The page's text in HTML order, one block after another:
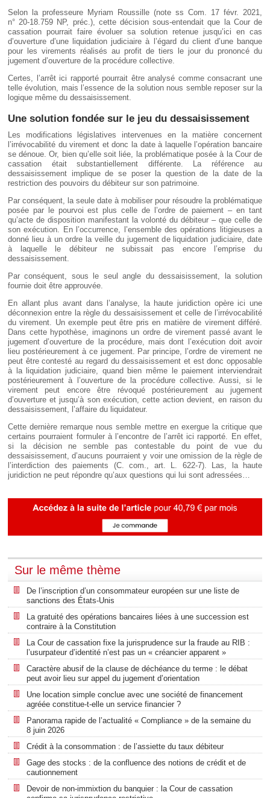
Selon la professeure Myriam Roussille (note ss Com. 17 févr. 2021,
n° 20-18.759 NP, préc.), cette décision sous-entendait que la Cour de
cassation pourrait faire évoluer sa solution retenue jusqu’ici en cas
d’ouverture d’une liquidation judiciaire à l’égard du client d’une banque
pour les virements réalisés au profit de tiers le jour du prononcé du
jugement d’ouverture de la procédure collective.
Certes, l’arrêt ici rapporté pourrait être analysé comme consacrant une
telle évolution, mais l’essence de la solution nous semble reposer sur la
logique même du dessaisissement.
Une solution fondée sur le jeu du dessaisissement
Les modifications législatives intervenues en la matière concernent
l’irrévocabilité du virement et donc la date à laquelle l’opération bancaire
se dénoue. Or, bien qu’elle soit liée, la problématique posée à la Cour de
cassation était substantiellement différente. La référence au
dessaisissement implique de se poser la question de la date de la
restriction des pouvoirs du débiteur sur son patrimoine.
Par conséquent, la seule date à mobiliser pour résoudre la problématique
posée par le pourvoi est plus celle de l’ordre de paiement – en tant
qu’acte de disposition manifestant la volonté du débiteur – que celle de
son exécution. En l’occurrence, l’ensemble des opérations litigieuses a
donné lieu à un ordre la veille du jugement de liquidation judiciaire, date
à laquelle le débiteur ne subissait pas encore l’emprise du
dessaisissement.
Par conséquent, sous le seul angle du dessaisissement, la solution
fournie doit être approuvée.
En allant plus avant dans l’analyse, la haute juridiction opère ici une
déconnexion entre la règle du dessaisissement et celle de l’irrévocabilité
du virement. Un exemple peut être pris en matière de virement différé.
Dans cette hypothèse, imaginons un ordre de virement passé avant le
jugement d’ouverture de la procédure, mais dont l’exécution doit avoir
lieu postérieurement à ce jugement. Par principe, l’ordre de virement ne
peut être contesté au regard du dessaisissement et est donc opposable
à la liquidation judiciaire, quand bien même le paiement interviendrait
postérieurement à l’ouverture de la procédure collective. Aussi, si le
virement peut encore être révoqué postérieurement au jugement
d’ouverture et jusqu’à son exécution, cette action devient, en raison du
dessaisissement, l’affaire du liquidateur.
Cette dernière remarque nous semble mettre en exergue la critique que
certains pourraient formuler à l’encontre de l’arrêt ici rapporté. En effet,
si la décision ne semble pas contestable du point de vue du
dessaisissement, d’aucuns pourraient y voir une omission de la règle de
l’interdiction des paiements (C. com., art. L. 622-7). Las, la haute
juridiction ne peut répondre qu’aux questions qui lui sont adressées…
Sur le même thème
De l’inscription d’un consommateur européen sur une liste de
sanctions des États-Unis
La gratuité des opérations bancaires liées à une succession est
contraire à la Constitution
La Cour de cassation fixe la jurisprudence sur la fraude au RIB :
l’usurpateur d’identité n’est pas un « créancier apparent »
Caractère abusif de la clause de déchéance du terme : le débat
peut avoir lieu sur appel du jugement d’orientation
Une location simple conclue avec une société de financement
agréée constitue-t-elle un service financier ?
Panorama rapide de l’actualité « Compliance » de la semaine du
8 juin 2026
Crédit à la consommation : de l’assiette du taux débiteur
Gage des stocks : de la confluence des notions de crédit et de
cautionnement
Devoir de non-immixtion du banquier : la Cour de cassation